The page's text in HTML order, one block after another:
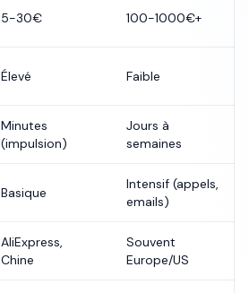
5-30€ 100-1000€+
Élevé Faible
Minutes
(impulsion)
Jours à
semaines
Basique
Intensif (appels,
emails)
AliExpress,
Chine
Souvent
Europe/US